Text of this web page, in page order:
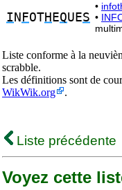
I N FOTH EQUES
•
•
Liste conforme à la
scrabble.
Les définitions sont de
WikWik.org
.
Liste précédente
Voyez cette